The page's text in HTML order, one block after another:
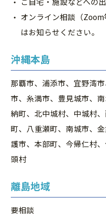
オンライン相談（
はお知らせください。
沖縄本島
那覇市、浦添市、宜野湾
市、糸満市、豊見城市、
納町、北中城村、中城村
町、八重瀬町、南城市、
護市、本部町、今帰仁村
頭村
離島地域
要相談